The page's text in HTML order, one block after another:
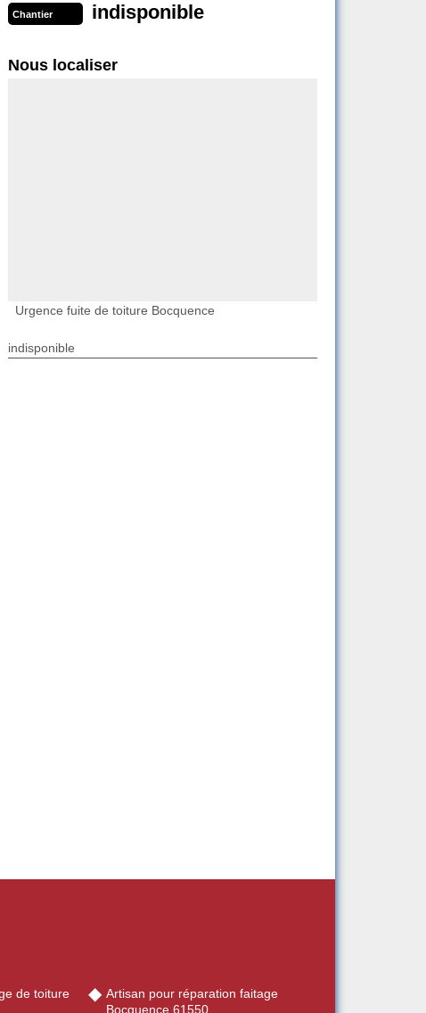
Chantier indisponible
Nous localiser
Urgence fuite de toiture Bocquence
indisponible
de toiture
Artisan pour réparation faitage
Bocquence 61550